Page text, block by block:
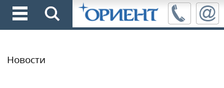
Новости